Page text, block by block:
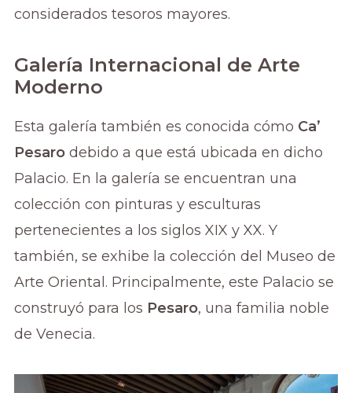
considerados tesoros mayores.
Galería Internacional de Arte
Moderno
Esta galería también es conocida cómo Ca’
Pesaro debido a que está ubicada en dicho
Palacio. En la galería se encuentran una
colección con pinturas y esculturas
pertenecientes a los siglos XIX y XX. Y
también, se exhibe la colección del Museo de
Arte Oriental. Principalmente, este Palacio se
construyó para los Pesaro, una familia noble
de Venecia.